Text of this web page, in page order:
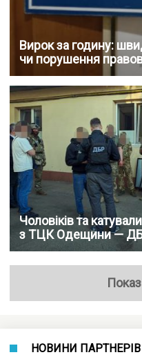
Вирок за годину:
чи порушення
Чоловіків та
з ТЦК Одещини —
НОВИНИ ПАРТНЕРІВ